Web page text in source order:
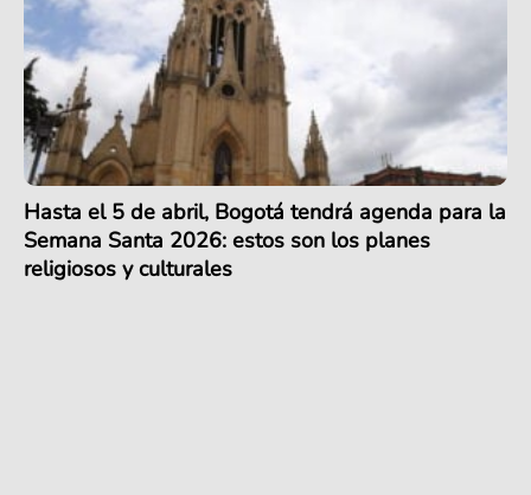
Hasta el 5 de abril, Bogotá tendrá agenda para la
Semana Santa 2026: estos son los planes
religiosos y culturales